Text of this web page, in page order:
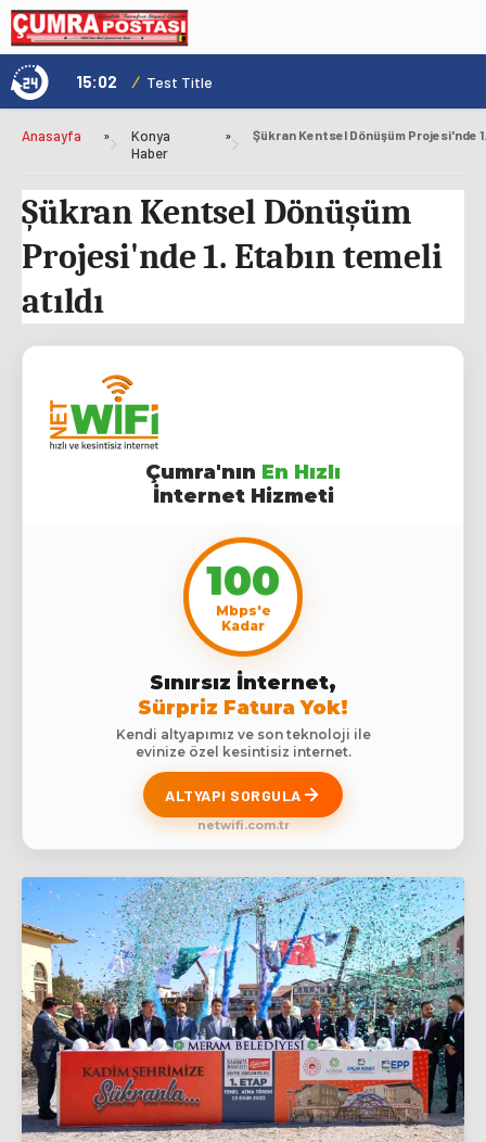
15:02 / Test Title
Anasayfa »
Konya
Haber
»
Şükran Kentsel Dönüşüm
Projesi'nde 1. Etabın temeli
atıldı
Çumra'nın En Hızlı
İnternet Hizmeti
100
Mbps'e
Kadar
Sınırsız İnternet,
Sürpriz Fatura Yok!
Kendi altyapımız ve son teknoloji ile
evinize özel kesintisiz internet.
ALTYAPI SORGULA
netwifi.com.tr